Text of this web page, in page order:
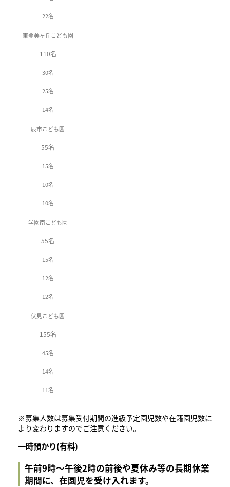
22名
東登美ヶ丘こども園
110名
30名
25名
14名
辰市こども園
55名
15名
10名
10名
学園南こども園
55名
15名
12名
12名
伏見こども園
155名
45名
14名
11名
※募集人数は募集受付期間の進級予定園児数や在籍園児数に
より変わりますのでご注意ください。
一時預かり(有料)
午前9時～午後2時の前後や夏休み等の長期休業
期間に、在園児を受け入れます。